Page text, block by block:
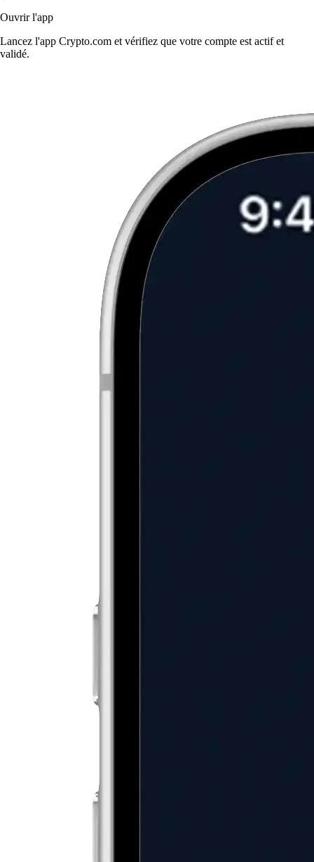
Ouvrir l'app
Lancez l'app Crypto.com et vérifiez que votre compte est actif et
validé.